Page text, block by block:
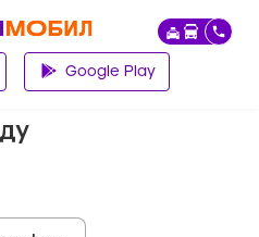
Google Play